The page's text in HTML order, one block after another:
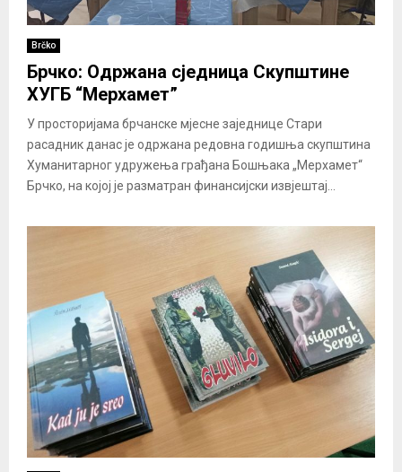
Brčko
Брчко: Одржана сједница Скупштине
ХУГБ “Мерхамет”
У просторијама брчанске мјесне заједнице Стари
расадник данас је одржана редовна годишња скупштина
Хуманитарног удружења грађана Бошњака „Мерхамет“
Брчко, на којој је разматран финансијски извјештај...